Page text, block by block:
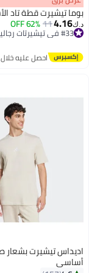
بوما تيشيرت قطة تاد
د.ك‏4.16
11
62% OFF
#33 في تيشيرتات رجالية
احصل عليه خلال
اديداس تيشيرت بشعار
أساسي